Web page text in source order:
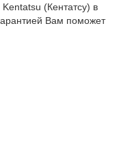
(Кентатсу) в
Вам поможет